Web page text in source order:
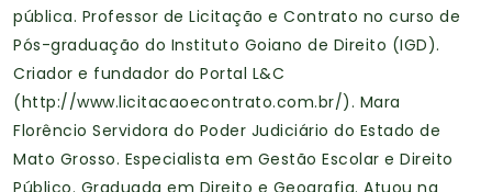
pública. Professor de Licitação e Contrato no curso de
Pós-graduação do Instituto Goiano de Direito (IGD).
Criador e fundador do Portal L&C
(http://www.licitacaoecontrato.com.br/). Mara
Florêncio Servidora do Poder Judiciário do Estado de
Mato Grosso. Especialista em Gestão Escolar e Direito
Público. Graduada em Direito e Geografia. Atuou na